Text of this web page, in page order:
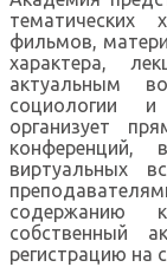
тематических
фильмов,
характера,
актуальным
социологии
организует
конференций,
виртуальных
содержанию
собственный
регистрацию на